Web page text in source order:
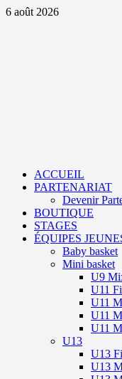
Aller
6 août 2026
ACCUEIL
PARTENARIAT
Devenir
BOUTIQUE
STAGES
ÉQUIPES
Baby basket
Mini basket
U9
U11
U11
U11
U11
U13
U13
U13